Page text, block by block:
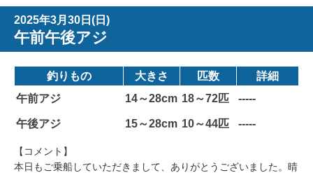
2025年3月30日(日)
午前午後アジ
釣りもの 大きさ 匹数
詳細
午前アジ
14～28cm 18～72匹 -----
午後アジ 15～28cm 10～44匹 -----
【コメント】
本日もご乗船していただきまして、ありがとうございました。晴